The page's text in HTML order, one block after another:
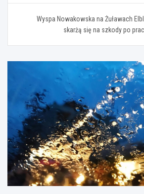
Wyspa Nowakowska na Żuławach
skarżą się na szkody po